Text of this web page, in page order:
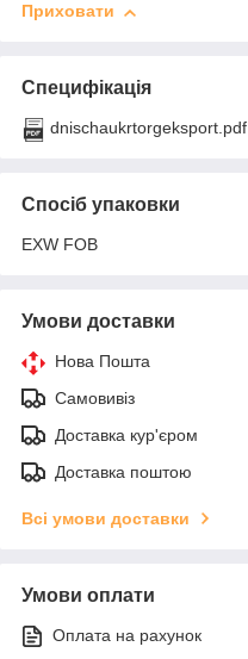
Приховати
Специфікація
dnischaukrtorgeksport.pdf
Спосіб упаковки
EXW FOB
Умови доставки
Нова Пошта
Самовивіз
Доставка кур'єром
Доставка поштою
Всі умови доставки
Умови оплати
Оплата на рахунок